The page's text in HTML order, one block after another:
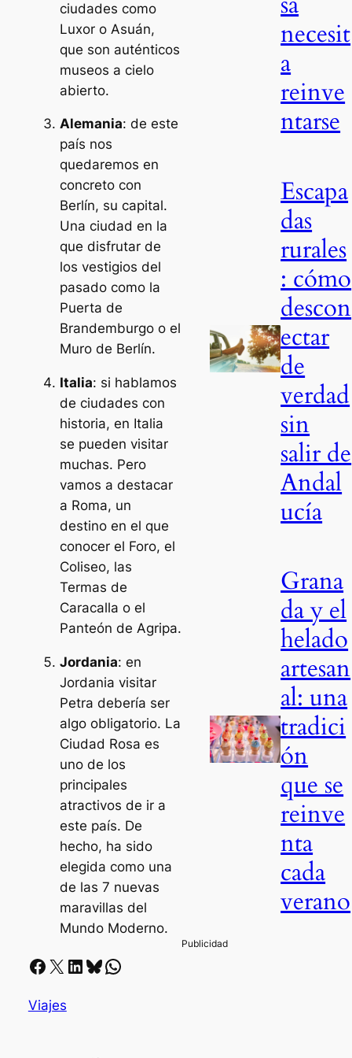
ciudades como
Luxor o Asuán,
que son auténticos
museos a cielo
abierto.
Alemania: de este
país nos
quedaremos en
concreto con
Berlín, su capital.
Una ciudad en la
que disfrutar de
los vestigios del
pasado como la
Puerta de
Brandemburgo o el
Muro de Berlín.
Italia: si hablamos
de ciudades con
historia, en Italia
se pueden visitar
muchas. Pero
vamos a destacar
a Roma, un
destino en el que
conocer el Foro, el
Coliseo, las
Termas de
Caracalla o el
Panteón de Agripa.
Jordania: en
Jordania visitar
Petra debería ser
algo obligatorio. La
Ciudad Rosa es
uno de los
principales
atractivos de ir a
este país. De
hecho, ha sido
elegida como una
de las 7 nuevas
maravillas del
Mundo Moderno.
Facebook X LinkedIn Bluesky Whatsapp
Viajes
necesit
a
reinve
ntarse
Escapa
das
rurales
: cómo
descon
ectar
de
verdad
sin
salir de
Andal
ucía
Grana
da y el
helado
artesan
al: una
tradici
ón
que se
reinve
nta
cada
verano